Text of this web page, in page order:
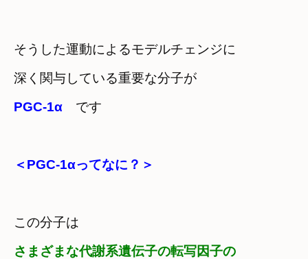
そうした運動によるモデルチェンジに
深く関与している重要な分子が
PGC-1α です
＜PGC-1αってなに？＞
この分子は
さまざまな代謝系遺伝子の転写因子の